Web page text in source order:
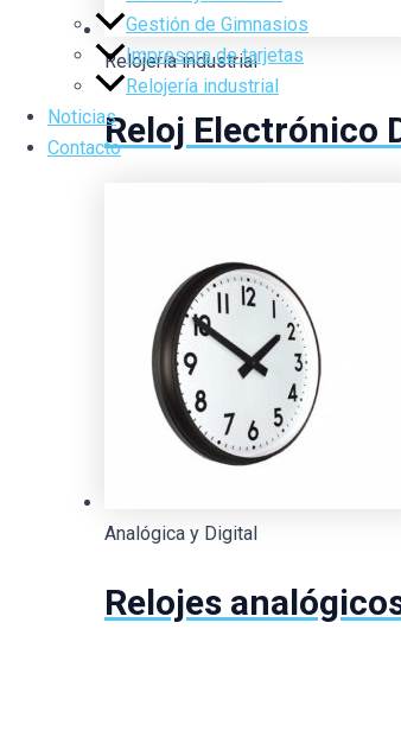
Gestión de Gimnasios
Impresora de tarjetas
Relojería industrial
Noticias
Contacto
Relojería industrial
Reloj Electrónico
Analógica y Digital
Relojes